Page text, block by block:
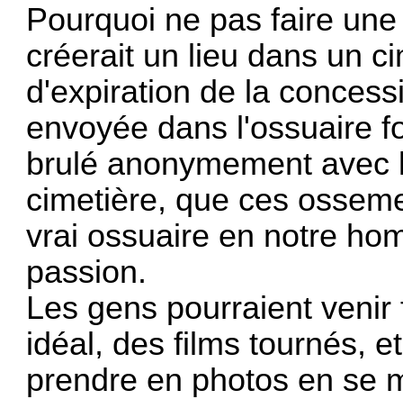
Pourquoi ne pas faire
créerait un lieu dans un
d'expiration de la
envoyée dans l'ossuaire
brulé anonymement
cimetière, que ces
vrai ossuaire en notre
passion.
Les gens pourraient
idéal, des films tournés,
prendre en photos en se